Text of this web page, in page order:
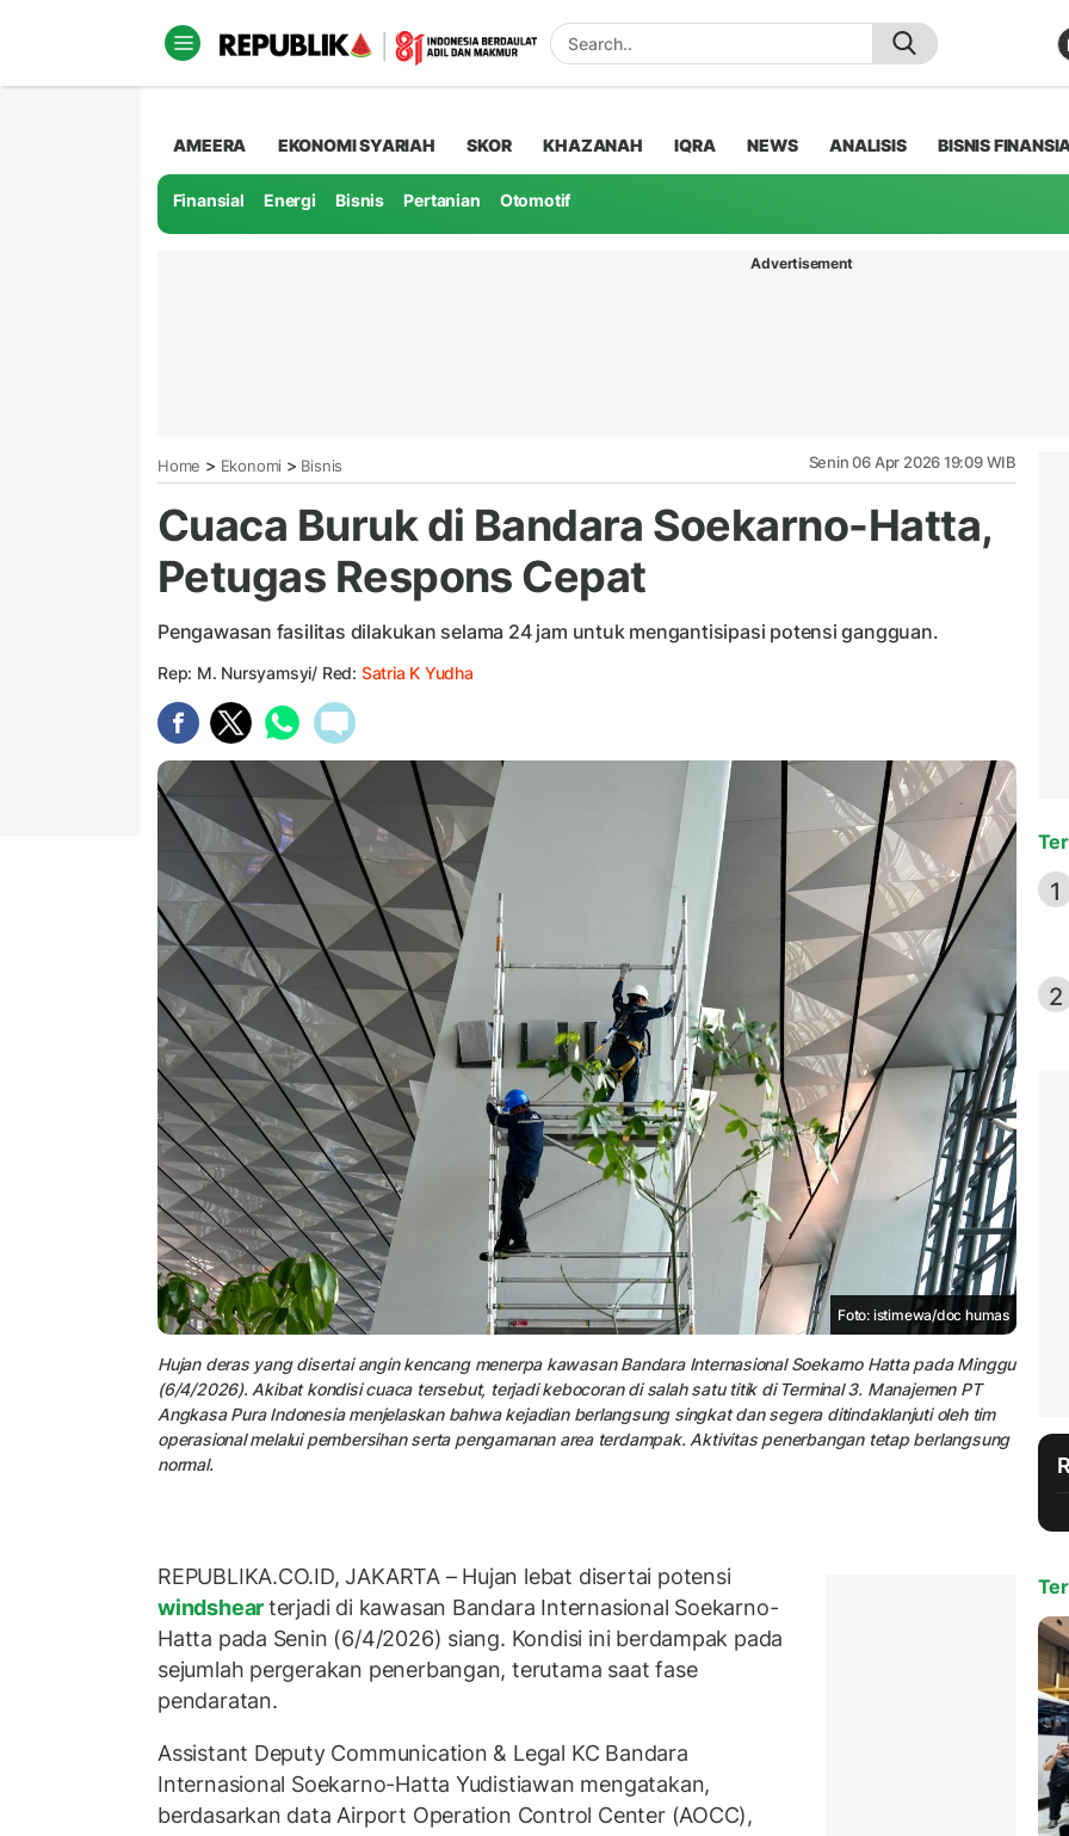
AMEERA EKONOMI SYARIAH SKOR KHAZANAH IQRA NEWS ANALISIS BISNIS
Finansial Energi Bisnis Pertanian Otomotif
Advertisement
Home > Ekonomi > Bisnis Senin 06 Apr 2026 19:09 WIB
Cuaca Buruk di Bandara Soekarno-Hatta,
Petugas Respons Cepat
Pengawasan fasilitas dilakukan selama 24 jam untuk mengantisipasi potensi gangguan.
Rep: M. Nursyamsyi/ Red: Satria K Yudha
Foto: istimewa/doc humas
Hujan deras yang disertai angin kencang menerpa kawasan Bandara Internasional Soekarno Hatta pada Minggu
(6/4/2026). Akibat kondisi cuaca tersebut, terjadi kebocoran di salah satu titik di Terminal 3. Manajemen PT
Angkasa Pura Indonesia menjelaskan bahwa kejadian berlangsung singkat dan segera ditindaklanjuti oleh tim
operasional melalui pembersihan serta pengamanan area terdampak. Aktivitas penerbangan tetap berlangsung
normal.
REPUBLIKA.CO.ID, JAKARTA – Hujan lebat disertai potensi
windshearterjadi di kawasan Bandara Internasional Soekarno-
Hatta pada Senin (6/4/2026) siang. Kondisi ini berdampak pada
sejumlah pergerakan penerbangan, terutama saat fase
pendaratan.
Assistant Deputy Communication & Legal KC Bandara
Internasional Soekarno-Hatta Yudistiawan mengatakan,
berdasarkan data Airport Operation Control Center (AOCC),
1
2